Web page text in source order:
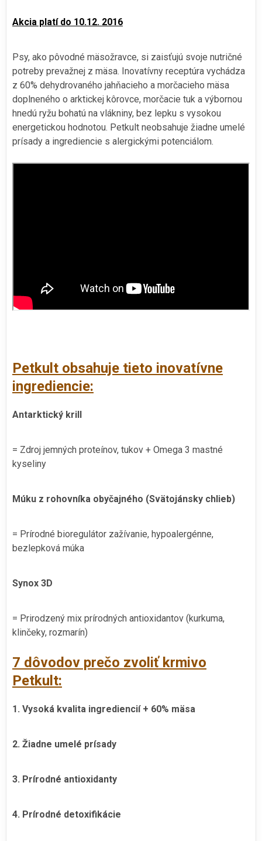
Akcia platí do 10.12. 2016
Psy, ako pôvodné mäsožravce, si zaisťujú svoje nutričné
potreby prevažnej z mäsa. Inovatívny receptúra vychádza
z 60% dehydrovaného jahňacieho a morčacieho mäsa
doplneného o arktickej kôrovce, morčacie tuk a výbornou
hnedú ryžu bohatú na vlákniny, bez lepku s vysokou
energetickou hodnotou. Petkult neobsahuje žiadne umelé
prísady a ingrediencie s alergickými potenciálom.
Petkult obsahuje tieto inovatívne
ingrediencie:
Antarktický krill
= Zdroj jemných proteínov, tukov + Omega 3 mastné
kyseliny
Múku z rohovníka obyčajného (Svätojánsky chlieb)
= Prírodné bioregulátor zažívanie, hypoalergénne,
bezlepková múka
Synox 3D
= Prirodzený mix prírodných antioxidantov (kurkuma,
klinčeky, rozmarín)
7 dôvodov prečo zvoliť krmivo
Petkult:
1. Vysoká kvalita ingrediencií + 60% mäsa
2. Žiadne umelé prísady
3. Prírodné antioxidanty
4. Prírodné detoxifikácie